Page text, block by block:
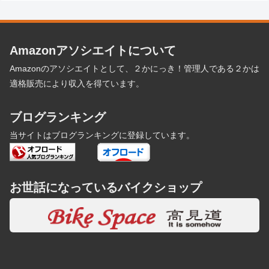
Amazonアソシエイトについて
Amazonのアソシエイトとして、２かにっき！管理人である２かは
適格販売により収入を得ています。
ブログランキング
当サイトはブログランキングに登録しています。
お世話になっているバイクショップ